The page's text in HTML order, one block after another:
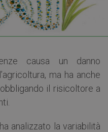
causa un danno
ma ha anche
il risicoltore a
analizzato la variabilità